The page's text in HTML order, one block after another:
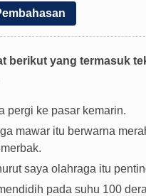
berikut yang termasuk
pergi ke pasar kemarin.
mawar itu berwarna
saya olahraga itu
pada suhu 100